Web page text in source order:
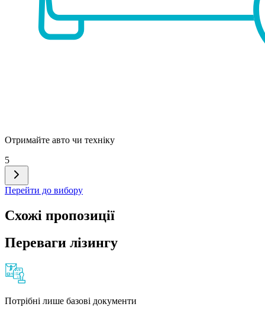
Отримайте авто чи техніку
5
Перейти до вибору
Схожі пропозиції
Переваги лізингу
Потрібні лише базові документи